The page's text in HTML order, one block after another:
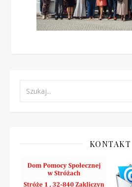
KONTAKT